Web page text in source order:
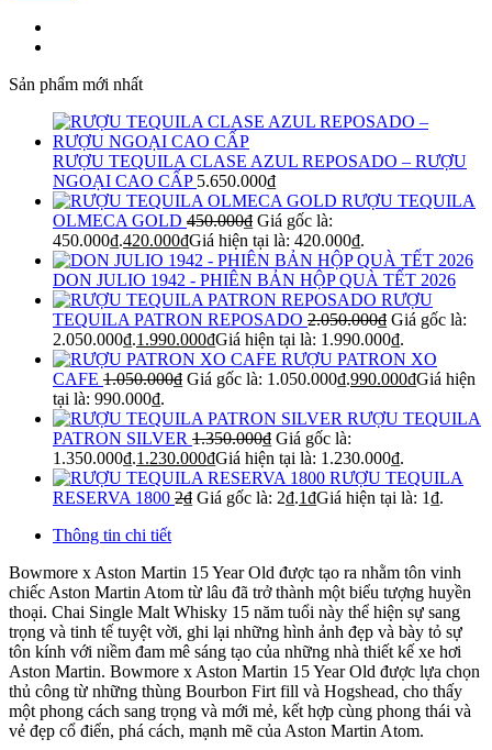
Sản phẩm mới nhất
RƯỢU TEQUILA CLASE AZUL REPOSADO – RƯỢU
NGOẠI CAO CẤP 5.650.000₫
RƯỢU TEQUILA
OLMECA GOLD 450.000₫ Giá gốc là:
450.000₫.420.000₫Giá hiện tại là: 420.000₫.
DON JULIO 1942 - PHIÊN BẢN HỘP QUÀ TẾT 2026
RƯỢU
TEQUILA PATRON REPOSADO 2.050.000₫ Giá gốc là:
2.050.000₫.1.990.000₫Giá hiện tại là: 1.990.000₫.
RƯỢU PATRON XO
CAFE 1.050.000₫ Giá gốc là: 1.050.000₫.990.000₫Giá hiện
tại là: 990.000₫.
RƯỢU TEQUILA
PATRON SILVER 1.350.000₫ Giá gốc là:
1.350.000₫.1.230.000₫Giá hiện tại là: 1.230.000₫.
RƯỢU TEQUILA
RESERVA 1800 2₫ Giá gốc là: 2₫.1₫Giá hiện tại là: 1₫.
Thông tin chi tiết
Bowmore x Aston Martin 15 Year Old được tạo ra nhằm tôn vinh
chiếc Aston Martin Atom từ lâu đã trở thành một biểu tượng huyền
thoại. Chai Single Malt Whisky 15 năm tuổi này thể hiện sự sang
trọng và tinh tế tuyệt vời, ghi lại những hình ảnh đẹp và bày tỏ sự
tôn kính với niềm đam mê sáng tạo của những nhà thiết kế xe hơi
Aston Martin. Bowmore x Aston Martin 15 Year Old được lựa chọn
thủ công từ những thùng Bourbon Firt fill và Hogshead, cho thấy
một phong cách sang trọng và mới mẻ, kết hợp cùng phong thái và
vẻ đẹp cổ điển, phá cách, mạnh mẽ của Aston Martin Atom.